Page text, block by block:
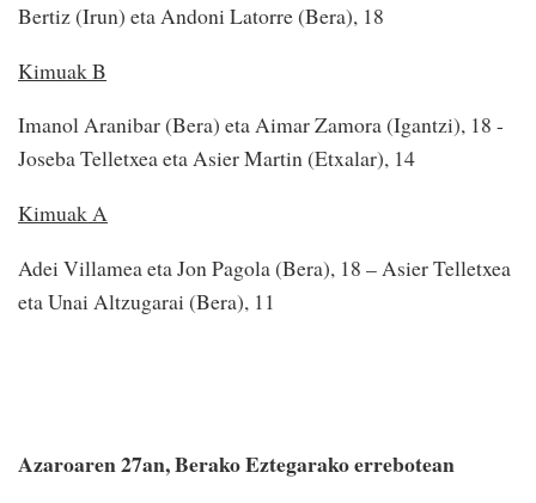
Bertiz (Irun) eta Andoni Latorre (Bera), 18
Kimuak B
Imanol Aranibar (Bera) eta Aimar Zamora (Igantzi), 18 -
Joseba Telletxea eta Asier Martin (Etxalar), 14
Kimuak A
Adei Villamea eta Jon Pagola (Bera), 18 – Asier Telletxea
eta Unai Altzugarai (Bera), 11
Azaroaren 27an, Berako Eztegarako errebotean